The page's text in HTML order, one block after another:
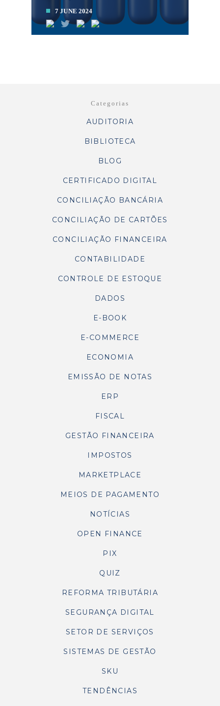
7 JUNE 2024
Categorias
AUDITORIA
BIBLIOTECA
BLOG
CERTIFICADO DIGITAL
CONCILIAÇÃO BANCÁRIA
CONCILIAÇÃO DE CARTÕES
CONCILIAÇÃO FINANCEIRA
CONTABILIDADE
CONTROLE DE ESTOQUE
DADOS
E-BOOK
E-COMMERCE
ECONOMIA
EMISSÃO DE NOTAS
ERP
FISCAL
GESTÃO FINANCEIRA
IMPOSTOS
MARKETPLACE
MEIOS DE PAGAMENTO
NOTÍCIAS
OPEN FINANCE
PIX
QUIZ
REFORMA TRIBUTÁRIA
SEGURANÇA DIGITAL
SETOR DE SERVIÇOS
SISTEMAS DE GESTÃO
SKU
TENDÊNCIAS